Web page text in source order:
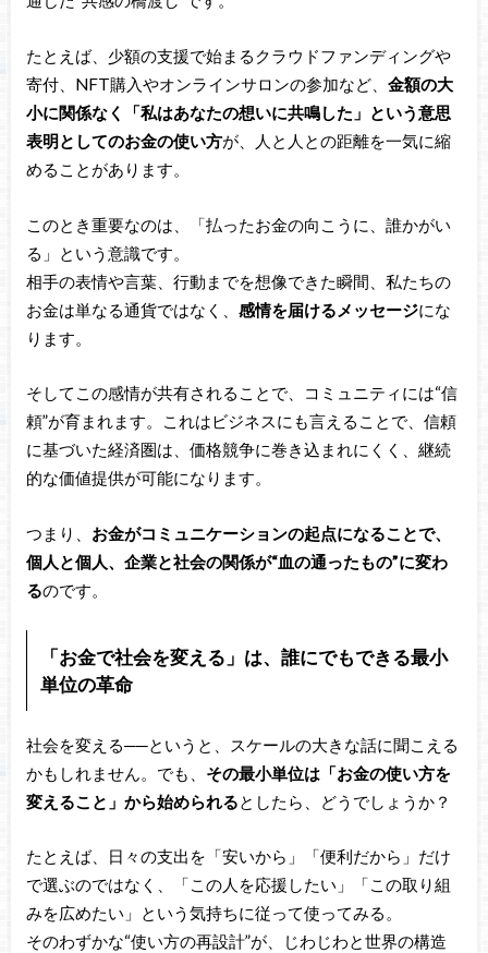
たとえば、少額の支援で始まるクラウドファンディングや
寄付、NFT購入やオンラインサロンの参加など、 金額の大
小に関係なく「私はあなたの想いに共鳴した」という意思
表明としてのお金の使い方が、人と人との距離を一気に縮
めることがあります。
このとき重要なのは、「払ったお金の向こうに、誰かがい
る」という意識です。
相手の表情や言葉、行動までを想像できた瞬間、私たちの
お金は単なる通貨ではなく、 感情を届けるメッセージにな
ります。
そしてこの感情が共有されることで、コミュニティには“信
頼”が育まれます。これはビジネスにも言えることで、信頼
に基づいた経済圏は、価格競争に巻き込まれにくく、継続
的な価値提供が可能になります。
つまり、 お金がコミュニケーションの起点になることで、
個人と個人、企業と社会の関係が“血の通ったもの”に変わ
るのです。
「お金で社会を変える」は、誰にでもできる最小
単位の革命
社会を変える──というと、スケールの大きな話に聞こえる
かもしれません。でも、 その最小単位は「お金の使い方を
変えること」から始められるとしたら、どうでしょうか？
たとえば、日々の支出を「安いから」「便利だから」だけ
で選ぶのではなく、「この人を応援したい」「この取り組
みを広めたい」という気持ちに従って使ってみる。
そのわずかな“使い方の再設計”が、じわじわと世界の構造